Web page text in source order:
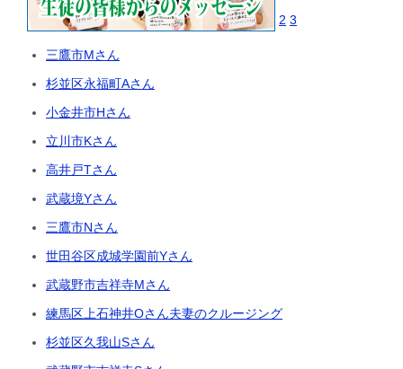
2 3
三鷹市Mさん
杉並区永福町Aさん
小金井市Hさん
立川市Kさん
高井戸Tさん
武蔵境Yさん
三鷹市Nさん
世田谷区成城学園前Yさん
武蔵野市吉祥寺Mさん
練馬区上石神井Oさん夫妻のクルージング
杉並区久我山Sさん